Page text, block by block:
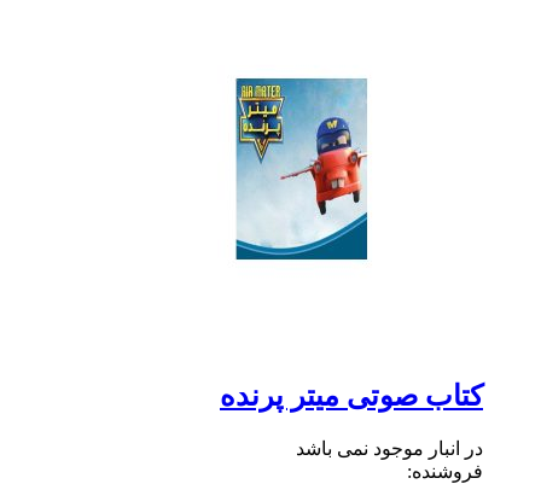
کتاب صوتی میتر پرنده
در انبار موجود نمی باشد
فروشنده: